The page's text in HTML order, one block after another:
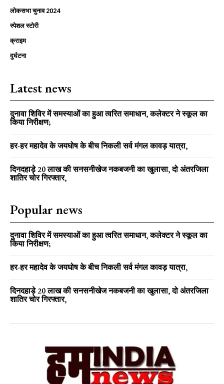
लोकसभा चुनाव 2024
स्पेशल स्टोरी
क्राइम
दुर्घटना
Latest news
दुनावा शिविर में समस्याओं का हुआ त्वरित समाधान, कलेक्टर ने स्कूल का
किया निरीक्षण;
हर-हर महादेव के जयघोष के बीच निकली सर्व मंगल कावड़ यात्रा,
दिनदहाड़े 20 लाख की सनसनीखेज नकबजनी का खुलासा, दो अंतरजिला
शातिर चोर गिरफ्तार,
Popular news
दुनावा शिविर में समस्याओं का हुआ त्वरित समाधान, कलेक्टर ने स्कूल का
किया निरीक्षण;
हर-हर महादेव के जयघोष के बीच निकली सर्व मंगल कावड़ यात्रा,
दिनदहाड़े 20 लाख की सनसनीखेज नकबजनी का खुलासा, दो अंतरजिला
शातिर चोर गिरफ्तार,